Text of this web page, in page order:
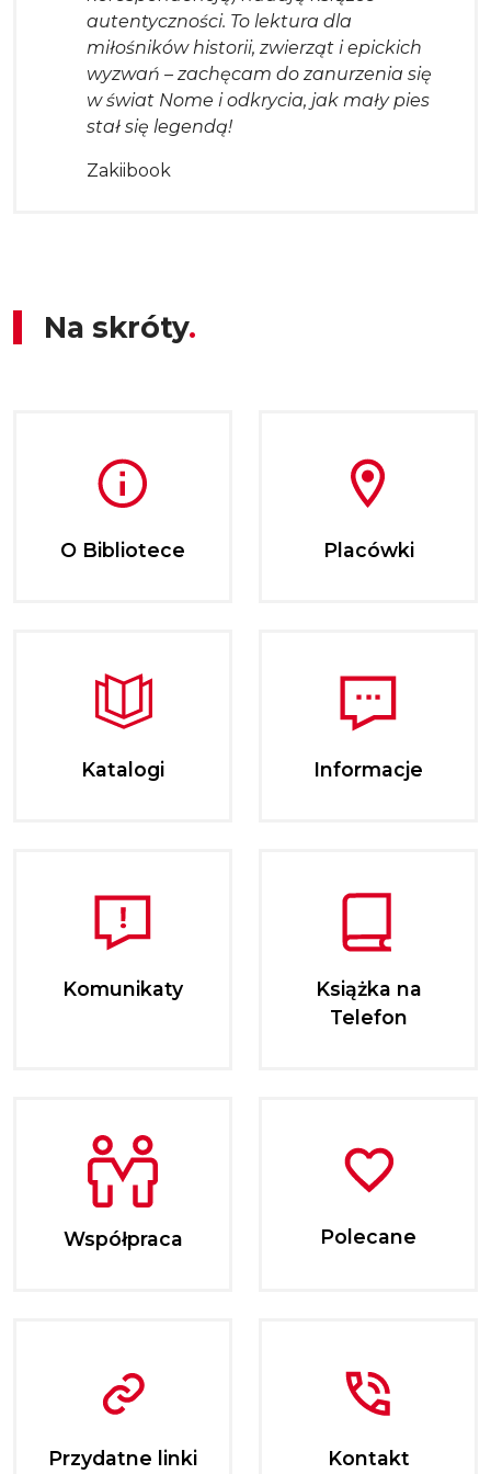
autentyczności. To lektura dla
miłośników historii, zwierząt i epickich
wyzwań – zachęcam do zanurzenia się
w świat Nome i odkrycia, jak mały pies
stał się legendą!
Zakiibook
Na skróty
O Bibliotece Placówki
Katalogi Informacje
Komunikaty
Książka na
Telefon
Współpraca Polecane
Przydatne linki Kontakt